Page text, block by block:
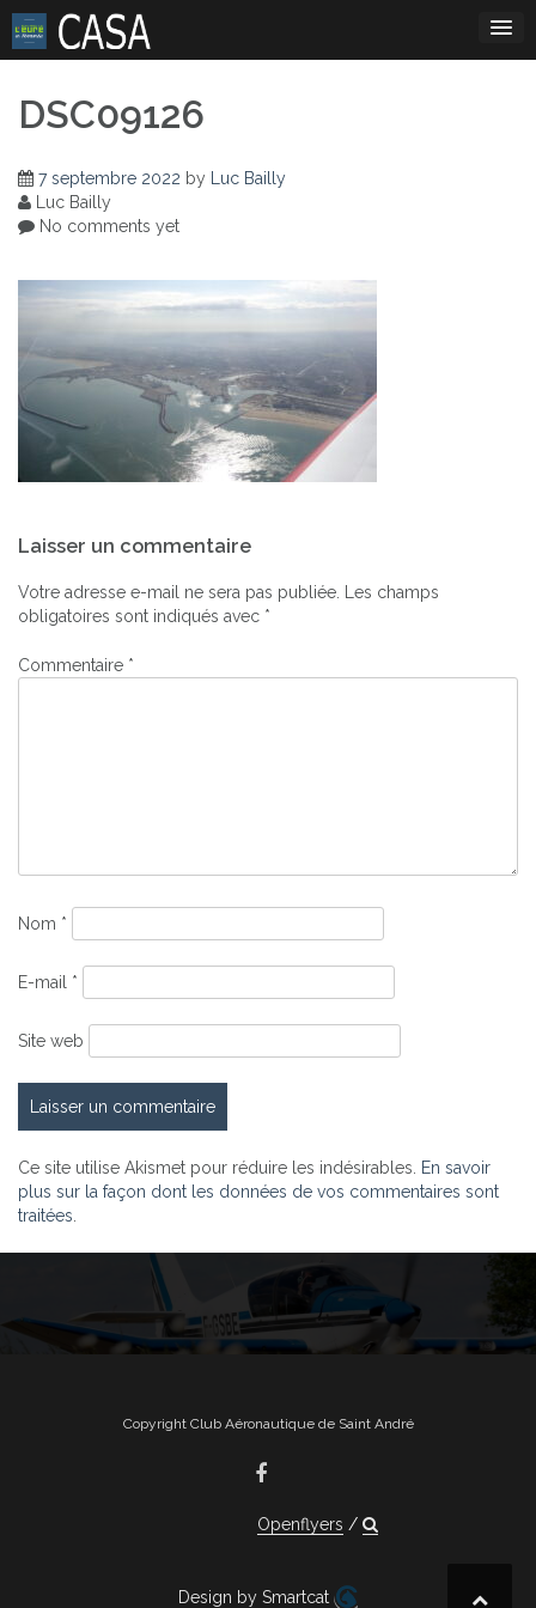
Skip
content
DSC09126
7 septembre 2022 by Luc Bailly
Luc Bailly
No comments yet
de
l’article
Laisser un commentaire
Votre adresse e-mail ne sera pas publiée. Les champs
obligatoires sont indiqués avec *
Commentaire *
Nom *
E-mail *
Site web
Ce site utilise Akismet pour réduire les indésirables. En savoir
plus sur la façon dont les données de vos commentaires sont
traitées
Copyright Club Aéronautique de Saint André
Openflyers
Design by Smartcat